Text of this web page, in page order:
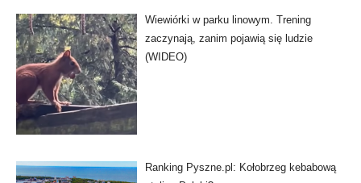
Wiewiórki w parku linowym. Trening
zaczynają, zanim pojawią się ludzie
(WIDEO)
Ranking Pyszne.pl: Kołobrzeg kebabową